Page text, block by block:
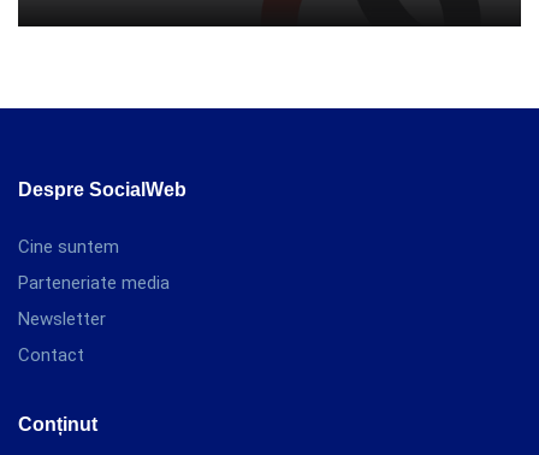
Despre SocialWeb
Cine suntem
Parteneriate media
Newsletter
Contact
Conținut